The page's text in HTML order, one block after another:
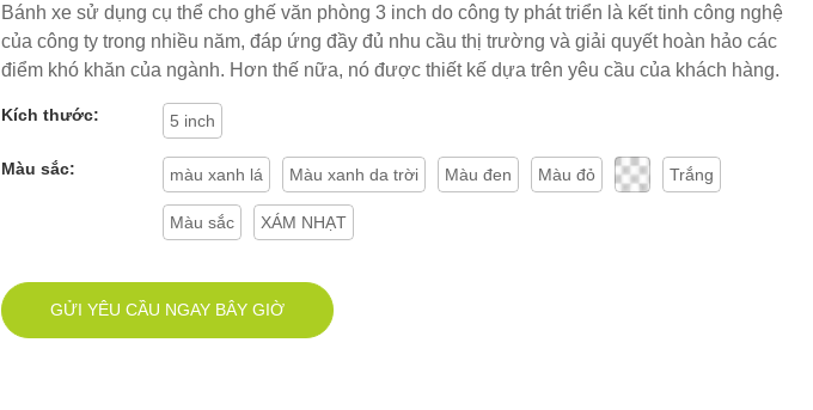
Bánh xe sử dụng cụ thể cho ghế văn phòng 3 inch do công ty phát triển là kết tinh công nghệ
của công ty trong nhiều năm, đáp ứng đầy đủ nhu cầu thị trường và giải quyết hoàn hảo các
điểm khó khăn của ngành. Hơn thế nữa, nó được thiết kế dựa trên yêu cầu của khách hàng.
Kích thước: 5 inch
Màu sắc: màu xanh lá Màu xanh da trời Màu đen Màu đỏ Trắng
Màu sắc XÁM NHẠT
GỬI YÊU CẦU NGAY BÂY GIỜ